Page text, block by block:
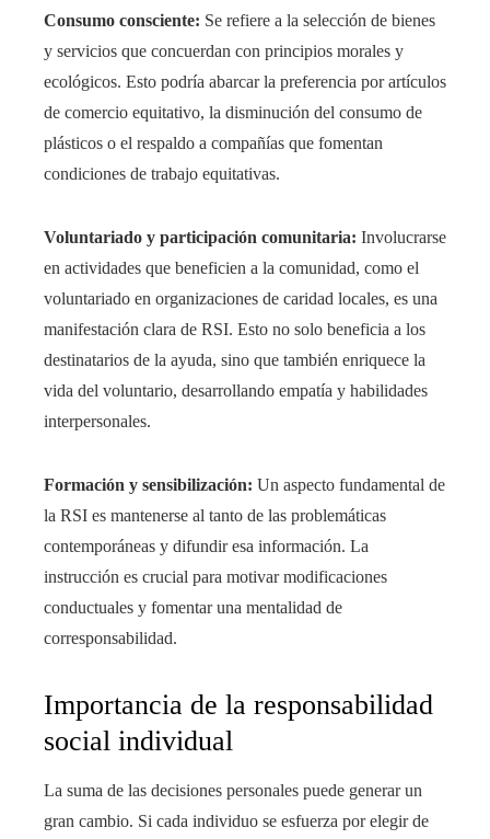
Consumo consciente: Se refiere a la selección de bienes
y servicios que concuerdan con principios morales y
ecológicos. Esto podría abarcar la preferencia por artículos
de comercio equitativo, la disminución del consumo de
plásticos o el respaldo a compañías que fomentan
condiciones de trabajo equitativas.
Voluntariado y participación comunitaria: Involucrarse
en actividades que beneficien a la comunidad, como el
voluntariado en organizaciones de caridad locales, es una
manifestación clara de RSI. Esto no solo beneficia a los
destinatarios de la ayuda, sino que también enriquece la
vida del voluntario, desarrollando empatía y habilidades
interpersonales.
Formación y sensibilización: Un aspecto fundamental de
la RSI es mantenerse al tanto de las problemáticas
contemporáneas y difundir esa información. La
instrucción es crucial para motivar modificaciones
conductuales y fomentar una mentalidad de
corresponsabilidad.
Importancia de la responsabilidad
social individual
La suma de las decisiones personales puede generar un
gran cambio. Si cada individuo se esfuerza por elegir de